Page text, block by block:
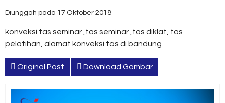
Diunggah pada 17 Oktober 2018
konveksi tas seminar ,tas seminar ,tas diklat, tas
pelatihan, alamat konveksi tas di bandung
Original Post Download Gambar